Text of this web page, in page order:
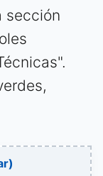
sección